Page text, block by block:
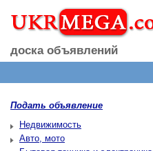
доска объявлений
Подать объявление
Недвижимость
Авто, мото